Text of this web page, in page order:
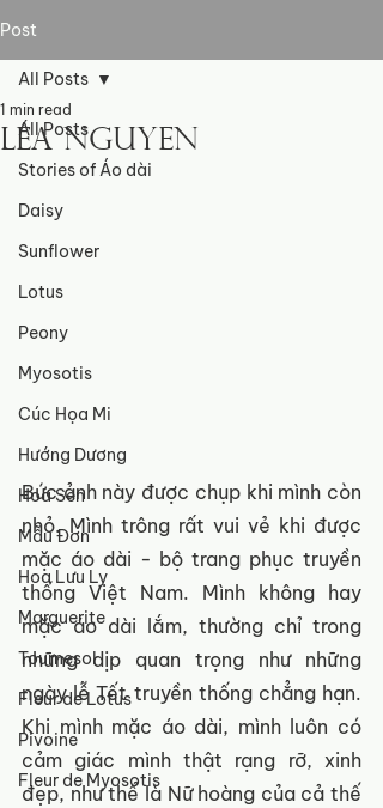
Post
All Posts
Stories of Áo dài
Daisy
Sunflower
Lotus
Peony
Myosotis
Cúc Họa Mi
Hướng Dương
Hoa Sen
Mẫu Đơn
Hoa Lưu Ly
Marguerite
Tournesol
Fleur de Lotus
Pivoine
Fleur de Myosotis
All Posts
Léa Nguyen
1 min read
Bức ảnh này được chụp khi mình còn
nhỏ. Mình trông rất vui vẻ khi được
mặc áo dài - bộ trang phục truyền
thống Việt Nam. Mình không hay
mặc áo dài lắm, thường chỉ trong
những dịp quan trọng như những
ngày lễ Tết truyền thống chẳng hạn.
Khi mình mặc áo dài, mình luôn có
cảm giác mình thật rạng rỡ, xinh
đẹp, như thể là Nữ hoàng của cả thế